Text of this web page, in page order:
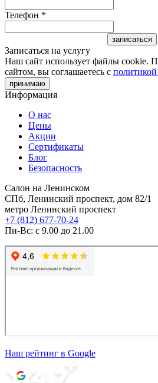
Телефон *
Записаться на услугу
Наш сайт использует файлы cookie.
сайтом, вы соглашаетесь с
принимаю
Информация
О нас
Цены
Акции
Сертификаты
Блог
Безопасность
Салон на Ленинском
СПб, Ленинский проспект, дом 82/1
метро Ленинский проспект
+7 (812) 677-70-24
Пн-Вс: с 9.00 до 21.00
Наш рейтинг в Google